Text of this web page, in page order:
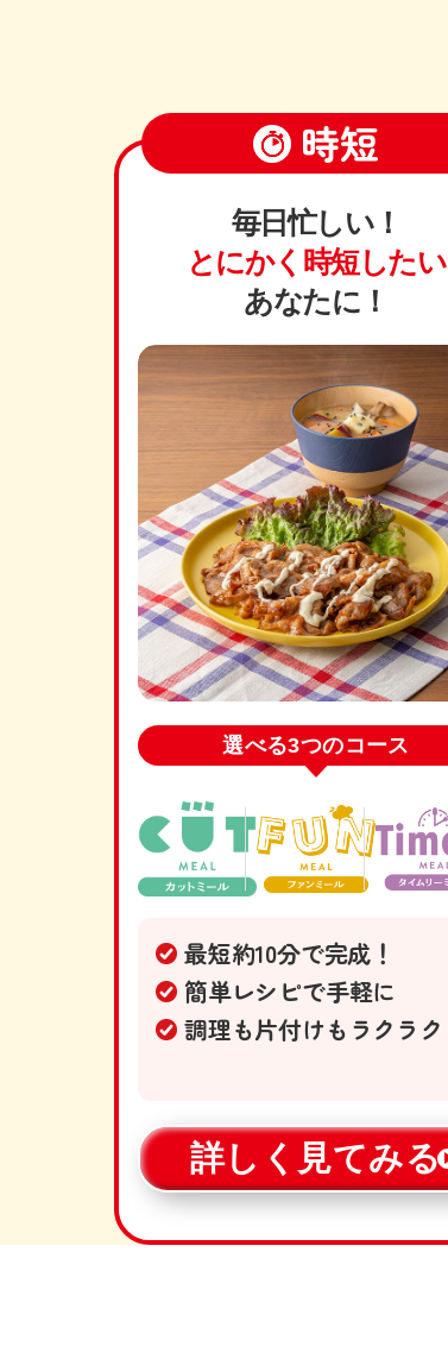
時短
毎日忙しい！
とにかく時短したい
あなたに！
選べる3つのコース
最短約10分で完成！
簡単レシピで手軽に
調理も片付けもラクラク
詳しく見てみる